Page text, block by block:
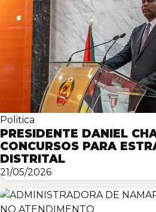
Politica
PRESIDENTE DANIEL
CONCURSOS PARA
DISTRITAL
21/05/2026